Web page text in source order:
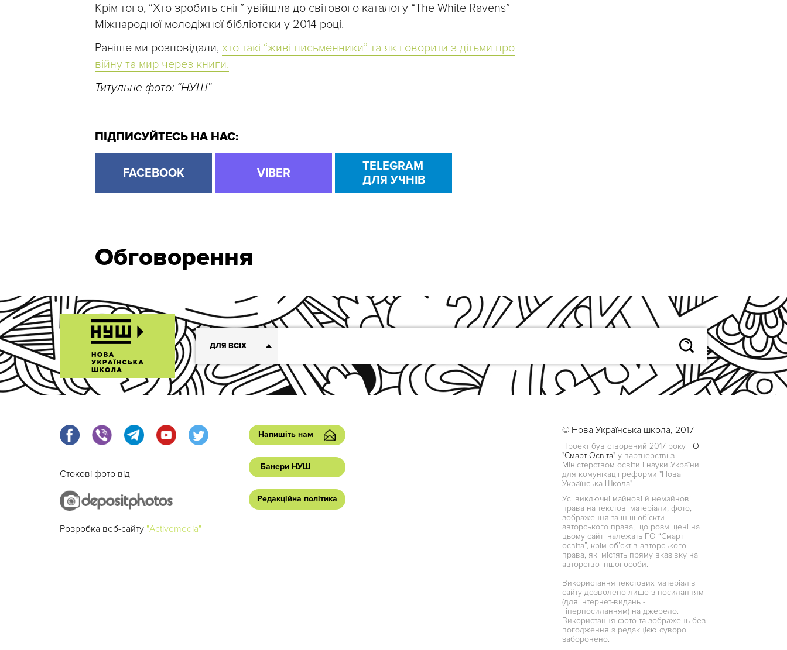
Крім того, “Хто зробить сніг” увійшла до світового каталогу “The White Ravens”
Міжнародної молодіжної бібліотеки у 2014 році.
Раніше ми розповідали, хто такі “живі письменники” та як говорити з дітьми про
війну та мир через книги.
Титульне фото: “НУШ”
ПІДПИСУЙТЕСЬ НА НАС:
FACEBOOK VIBER
TELEGRAM
ДЛЯ УЧНІВ
Обговорення
ДЛЯ ВСІХ
Стокові фото від
Розробка веб-сайту "Activemedia"
Напишіть нам
Банери НУШ
Редакційна політика
© Нова Українська школа, 2017
Проект був створений 2017 року ГО
"Смарт Освіта" у партнерстві з
Міністерством освіти і науки України
для комунікації реформи "Нова
Українська Школа"
Усі виключні майнові й немайнові
права на текстові матеріали, фото,
зображення та інші об’єкти
авторського права, що розміщені на
цьому сайті належать ГО “Смарт
освіта”, крім об’єктів авторського
права, які містять пряму вказівку на
авторство іншої особи.
Використання текстових матеріалів
сайту дозволено лише з посиланням
(для інтернет-видань -
гіперпосиланням) на джерело.
Використання фото та зображень без
погодження з редакцією суворо
заборонено.